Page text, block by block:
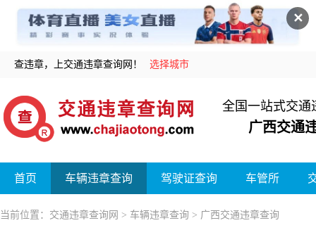
✕
查违章，上交通违章查询网！ 选择城市
全国一站式交通
广西交通
首页 车辆违章查询 驾驶证查询 车管所
当前位置： 交通违章查询网 > 车辆违章查询 > 广西交通违章查询